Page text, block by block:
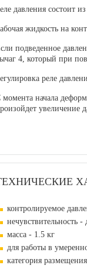
давления состоит
жидкость на
подведенное
4, который при
реле
момента начала
увеличение
контролируемое
нечувствительность
масса - 1.5 кг
для работы в
категория